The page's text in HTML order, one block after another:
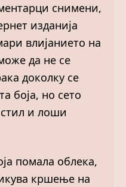
снимени,
изданија
влијанието на
да не се
доколку се
боја, но сето
и лоши
помала облека,
кршење на